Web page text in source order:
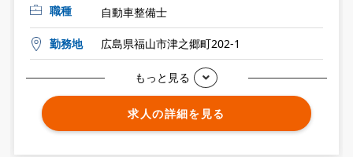
職種
自動車整備士
勤務地 広島県福山市津之郷町202-1
もっと見る
求人の詳細を見る